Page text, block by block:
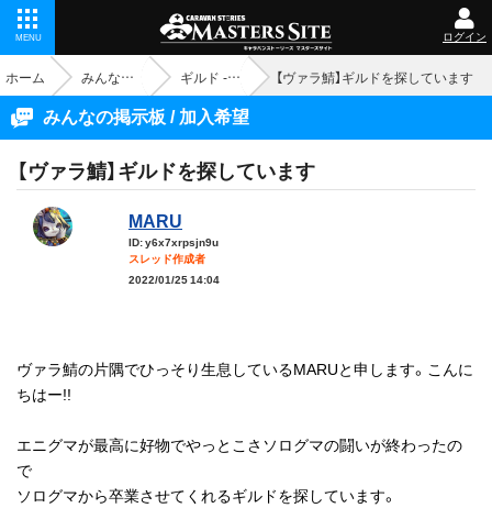
MENU ログイン
ホーム みんなの掲示板 ギルド - 加入希望 【ヴァラ鯖】ギルドを探しています
みんなの掲示板 / 加入希望
【ヴァラ鯖】ギルドを探しています
MARU
ID: y6x7xrpsjn9u
スレッド作成者
2022/01/25 14:04
ヴァラ鯖の片隅でひっそり生息しているMARUと申します。こんに
ちはー!!
エニグマが最高に好物でやっとこさソログマの闘いが終わったの
で
ソログマから卒業させてくれるギルドを探しています。